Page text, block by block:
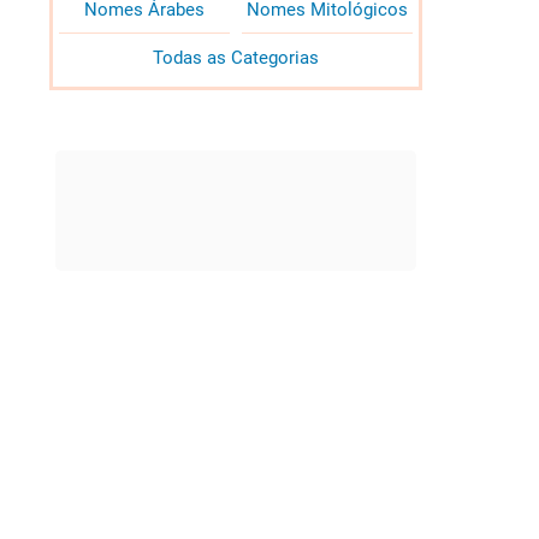
Nomes Árabes Nomes Mitológicos
Todas as Categorias